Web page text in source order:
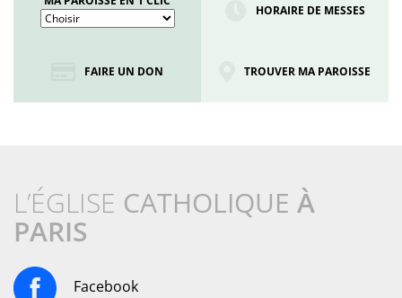
HORAIRE DE MESSES
FAIRE UN DON TROUVER MA PAROISSE
L’ÉGLISE CATHOLIQUE À
PARIS
Facebook